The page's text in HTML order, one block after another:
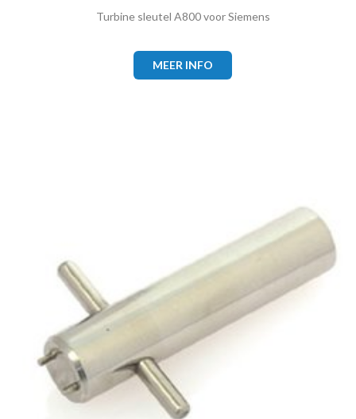
Turbine sleutel A800 voor Siemens
MEER INFO